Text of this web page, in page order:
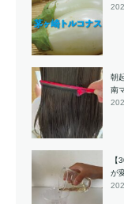
朝
南
【
が